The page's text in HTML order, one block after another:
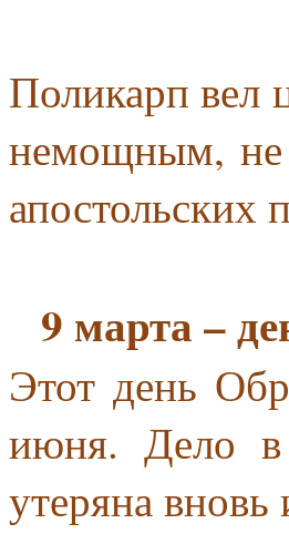
Поликарп вел
немощным, не
апостольских
9 марта –
Этот день
июня. Дело в
утеряна